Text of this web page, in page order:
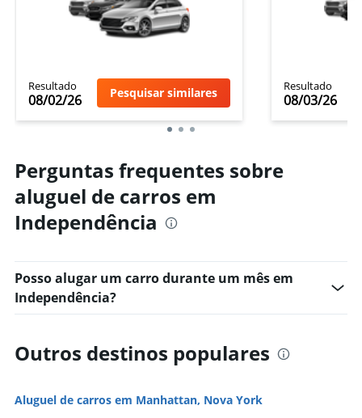
Resultado
08/02/26 Pesquisar similares Resultado
08/03/26
Perguntas frequentes sobre
aluguel de carros em
Independência
Posso alugar um carro durante um mês em
Independência?
Outros destinos populares
Aluguel de carros em Manhattan, Nova York